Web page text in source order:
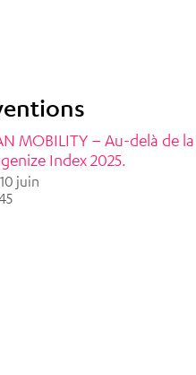
MOBILITY – Au-delà de
Index 2025.
juin